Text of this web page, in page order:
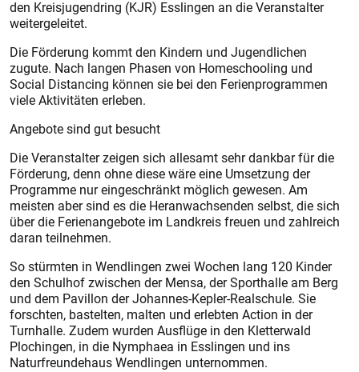
den Kreisjugendring (KJR) Esslingen an die Veranstalter
weitergeleitet.
Die Förderung kommt den Kindern und Jugendlichen
zugute. Nach langen Phasen von Homeschooling und
Social Distancing können sie bei den Ferienprogrammen
viele Aktivitäten erleben.
Angebote sind gut besucht
Die Veranstalter zeigen sich allesamt sehr dankbar für die
Förderung, denn ohne diese wäre eine Umsetzung der
Programme nur eingeschränkt möglich gewesen. Am
meisten aber sind es die Heranwachsenden selbst, die sich
über die Ferienangebote im Landkreis freuen und zahlreich
daran teilnehmen.
So stürmten in Wendlingen zwei Wochen lang 120 Kinder
den Schulhof zwischen der Mensa, der Sporthalle am Berg
und dem Pavillon der Johannes-Kepler-Realschule. Sie
forschten, bastelten, malten und erlebten Action in der
Turnhalle. Zudem wurden Ausflüge in den Kletterwald
Plochingen, in die Nymphaea in Esslingen und ins
Naturfreundehaus Wendlingen unternommen.